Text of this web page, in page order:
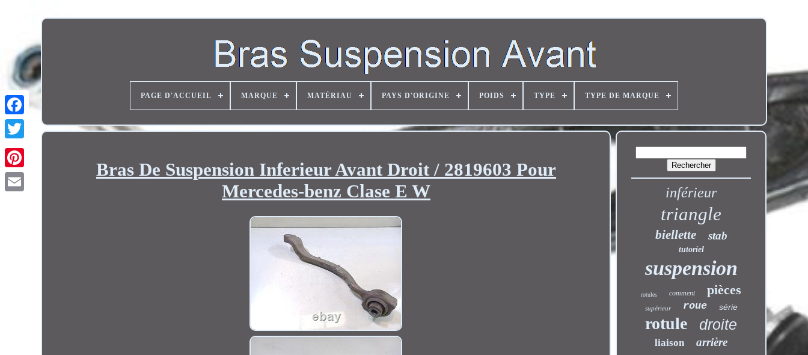
Twitter
PAGE D'ACCUEIL MARQUE MATÉRIAU PAYS D'ORIGINE POIDS TYPE TYPE DE MARQUE
Bras De Suspension Inferieur Avant Droit / 2819603 Pour
Mercedes-benz Clase E W
inférieur
triangle
biellette stab
tutoriel
suspension
rotules comment pièces
supérieur roue série
rotule droite
liaison arrière